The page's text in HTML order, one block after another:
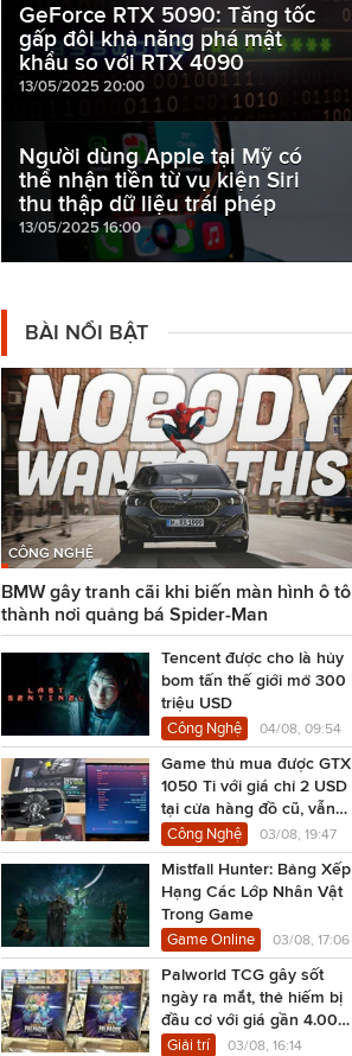
GeForce RTX 5090: Tăng tốc
gấp đôi khả năng phá mật
khẩu so với RTX 4090
13/05/2025 20:00
Người dùng Apple tại Mỹ có
thể nhận tiền từ vụ kiện Siri
thu thập dữ liệu trái phép
13/05/2025 16:00
BÀI NỔI BẬT
CÔNG NGHỆ
BMW gây tranh cãi khi biến màn hình ô tô
thành nơi quảng bá Spider-Man
Tencent được cho là hủy
bom tấn thế giới mở 300
triệu USD
Công Nghệ 04/08, 09:54
Game thủ mua được GTX
1050 Ti với giá chỉ 2 USD
tại cửa hàng đồ cũ, vẫn
chạy Cyberpunk 2077
Công Nghệ 03/08, 19:47
Mistfall Hunter: Bảng Xếp
Hạng Các Lớp Nhân Vật
Trong Game
Game Online 03/08, 17:06
Palworld TCG gây sốt
ngày ra mắt, thẻ hiếm bị
đầu cơ với giá gần 4.000
USD
Giải trí 03/08, 16:14